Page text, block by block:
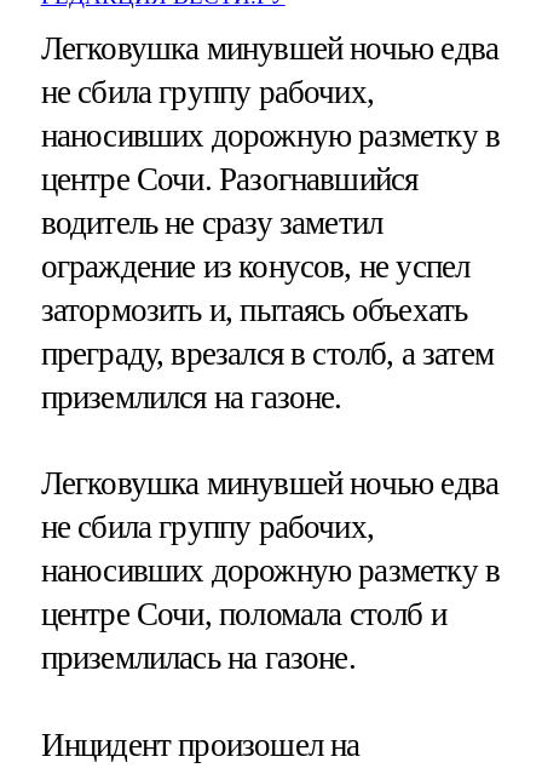
Легковушка минувшей ночью едва
не сбила группу рабочих,
наносивших дорожную разметку в
центре Сочи. Разогнавшийся
водитель не сразу заметил
ограждение из конусов, не успел
затормозить и, пытаясь объехать
преграду, врезался в столб, а затем
приземлился на газоне.
Легковушка минувшей ночью едва
не сбила группу рабочих,
наносивших дорожную разметку в
центре Сочи, поломала столб и
приземлилась на газоне.
Инцидент произошел на